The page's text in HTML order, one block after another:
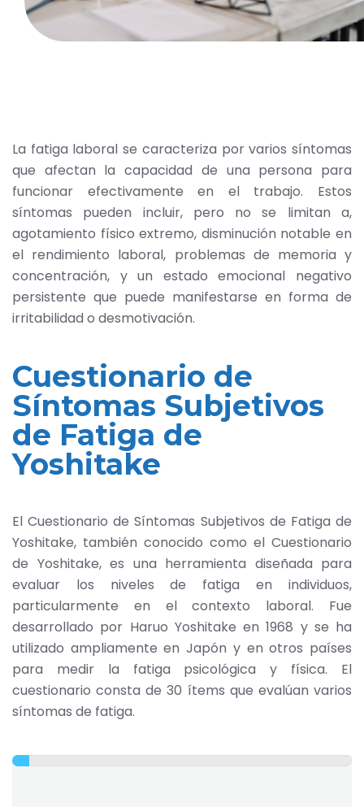
La fatiga laboral se caracteriza por varios síntomas
que afectan la capacidad de una persona para
funcionar efectivamente en el trabajo. Estos
síntomas pueden incluir, pero no se limitan a,
agotamiento físico extremo, disminución notable en
el rendimiento laboral, problemas de memoria y
concentración, y un estado emocional negativo
persistente que puede manifestarse en forma de
irritabilidad o desmotivación.
Cuestionario de
Síntomas Subjetivos
de Fatiga de
Yoshitake
El Cuestionario de Síntomas Subjetivos de Fatiga de
Yoshitake, también conocido como el Cuestionario
de Yoshitake, es una herramienta diseñada para
evaluar los niveles de fatiga en individuos,
particularmente en el contexto laboral. Fue
desarrollado por Haruo Yoshitake en 1968 y se ha
utilizado ampliamente en Japón y en otros países
para medir la fatiga psicológica y física. El
cuestionario consta de 30 ítems que evalúan varios
síntomas de fatiga.